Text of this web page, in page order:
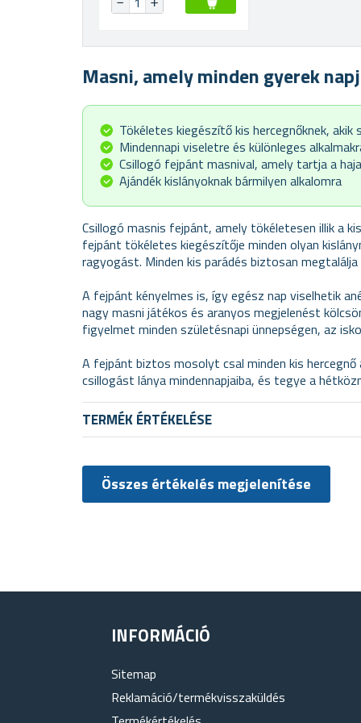
Masni, amely minden gyerek
Tökéletes kiegészítő kis hercegnőknek,
Mindennapi viseletre és különleges
Csillogó fejpánt masnival, amely tartja a
Ajándék kislányoknak bármilyen alkalomra
Csillogó masnis fejpánt, amely tökéletesen illik a
fejpánt tökéletes kiegészítője minden olyan
ragyogást. Minden kis parádés biztosan megtalálja
A fejpánt kényelmes is, így egész nap viselhetik
nagy masni játékos és aranyos megjelenést
figyelmet minden születésnapi ünnepségen, az
A fejpánt biztos mosolyt csal minden kis
csillogást lánya mindennapjaiba, és tegye a
TERMÉK ÉRTÉKELÉSE
Összes értékelés megjelenítése
INFORMÁCIÓ
Sitemap
Reklamáció/termékvisszaküldés